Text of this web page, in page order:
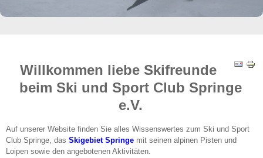
Willkommen liebe Skifreunde
beim Ski und Sport Club Springe
e.V.
Auf unserer Website finden Sie alles Wissenswertes zum Ski und Sport
Club Springe, das Skigebiet Springe mit seinen alpinen Pisten und
Loipen sowie den angebotenen Aktivitäten.